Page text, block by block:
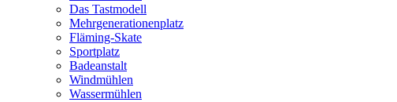
Das Tastmodell
Mehrgenerationenplatz
Fläming-Skate
Sportplatz
Badeanstalt
Windmühlen
Wassermühlen